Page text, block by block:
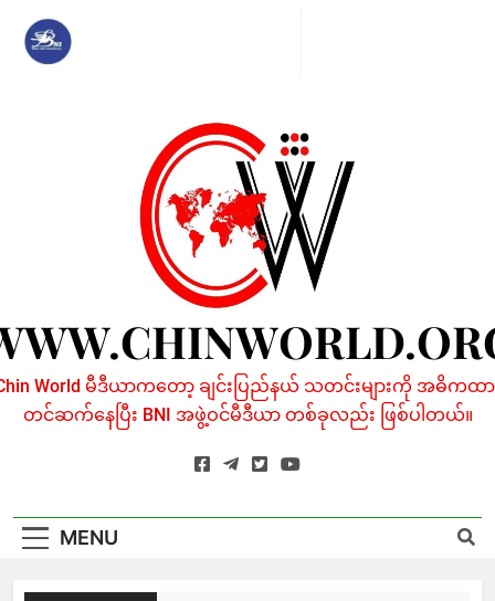
content
World မီဒီယာကတော့ ချင်းပြည်နယ် သတင်းများကို အဓိကထာ
တင်ဆက်နေပြီး BNI အဖွဲ့ဝင်မီဒီယာ တစ်ခုလည်း ဖြစ်ပါတယ်။
MENU